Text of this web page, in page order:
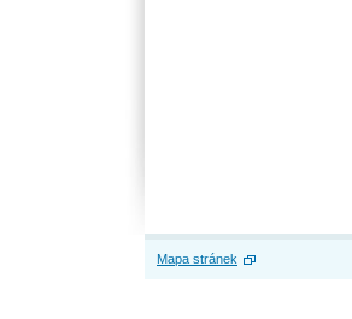
Mapa stránek